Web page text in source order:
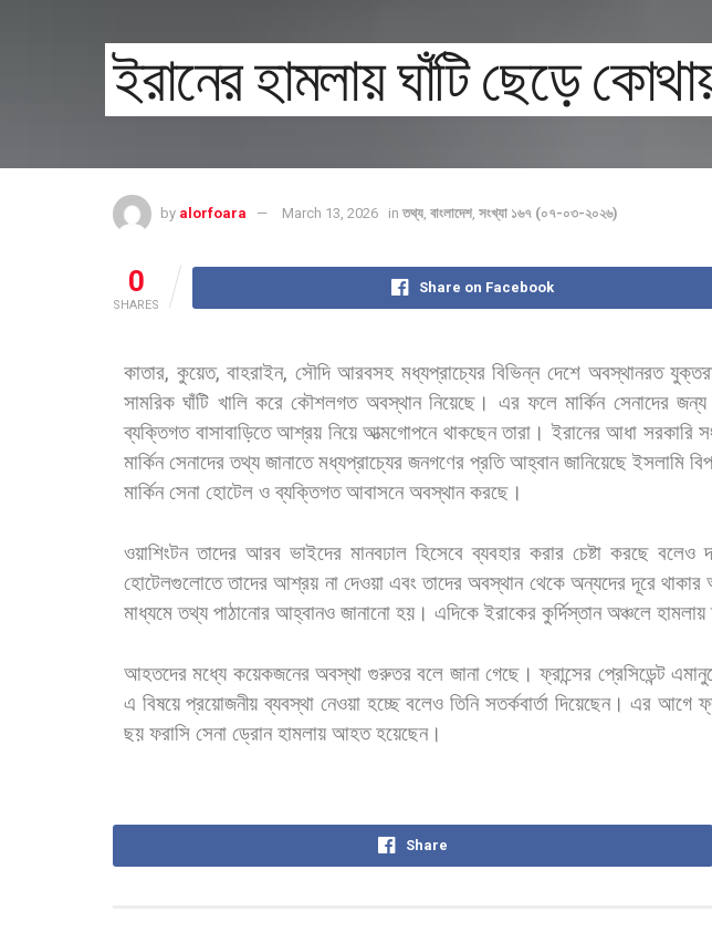
ইরানের হামলায় ঘাঁটি ছেড়ে
by alorfoara March 13, 2026 in তথ্য, বাংলাদেশ, সংখ্যা ১৬৭ (০৭-০৩-২০২৬)
0
SHARES
Share on Facebook
কাতার, কুয়েত,বাহরাইন, সৌদি আরবসহ মধ্যপ্রাচ্যের বিভিন্ন দেশে অবস্থানরত
সামরিক ঘাঁটি খালি করে কৌশলগত অবস্থান নিয়েছে। এর ফলে মার্কিন সেনাদের জন্য
ব্যক্তিগত বাসাবাড়িতে আশ্রয় নিয়ে আত্মগোপনে থাকছেন তারা। ইরানের আধা সরকারি
মার্কিন সেনাদের তথ্য জানাতে মধ্যপ্রাচ্যের জনগণের প্রতি আহ্বান জানিয়েছে ইসলামি
মার্কিন সেনা হোটেল ও ব্যক্তিগত আবাসনে অবস্থান করছে।
ওয়াশিংটন তাদের আরব ভাইদের মানবঢাল হিসেবে ব্যবহার করার চেষ্টা করছে বলেও
হোটেলগুলোতে তাদের আশ্রয় না দেওয়া এবং তাদের অবস্থান থেকে অন্যদের দূরে থাকার
মাধ্যমে তথ্য পাঠানোর আহ্বানও জানানো হয়। এদিকে ইরাকের কুর্দিস্তান অঞ্চলে হামলায়
আহতদের মধ্যে কয়েকজনের অবস্থা গুরুতর বলে জানা গেছে। ফ্রান্সের প্রেসিডেন্ট
এ বিষয়ে প্রয়োজনীয় ব্যবস্থা নেওয়া হচ্ছে বলেও তিনি সতর্কবার্তা দিয়েছেন। এর আগে
ছয় ফরাসি সেনা ড্রোন হামলায় আহত হয়েছেন।
Share